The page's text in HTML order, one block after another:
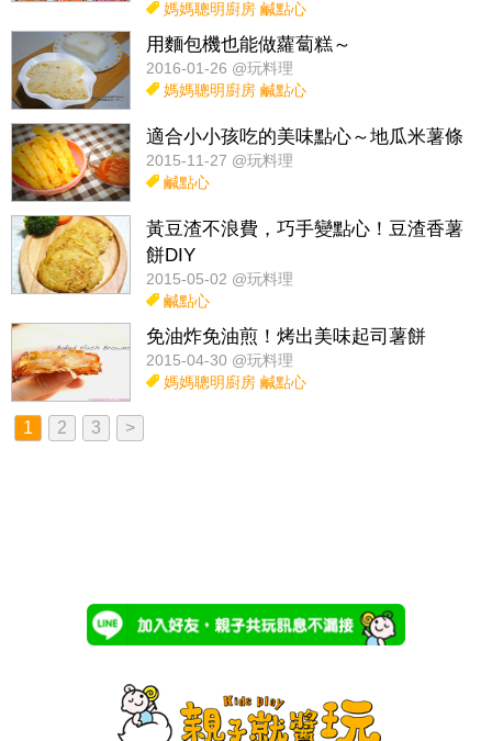
媽媽聰明廚房 鹹點心
用麵包機也能做蘿蔔糕～
2016-01-26 @玩料理
媽媽聰明廚房 鹹點心
適合小小孩吃的美味點心～地瓜米薯條
2015-11-27 @玩料理
鹹點心
黃豆渣不浪費，巧手變點心！豆渣香薯
餅DIY
2015-05-02 @玩料理
鹹點心
免油炸免油煎！烤出美味起司薯餅
2015-04-30 @玩料理
媽媽聰明廚房 鹹點心
1 2 3 >